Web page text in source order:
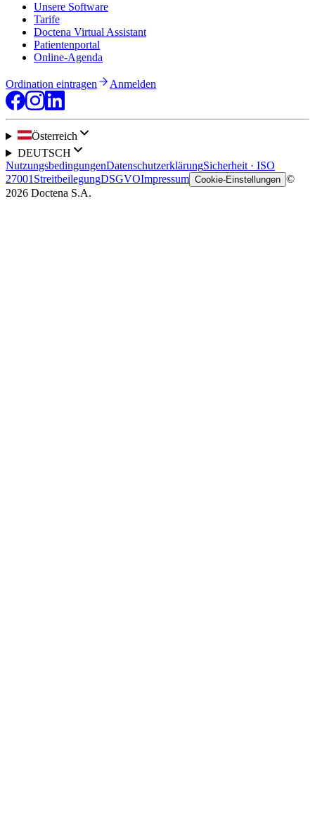
Unsere Software
Tarife
Doctena Virtual Assistant
Patientenportal
Online-Agenda
Ordination eintragen Anmelden
Österreich
DEUTSCH
NutzungsbedingungenDatenschutzerklärungSicherheit · ISO
27001 StreitbeilegungDSGVOImpressum Cookie-Einstellungen ©
2026 Doctena S.A.